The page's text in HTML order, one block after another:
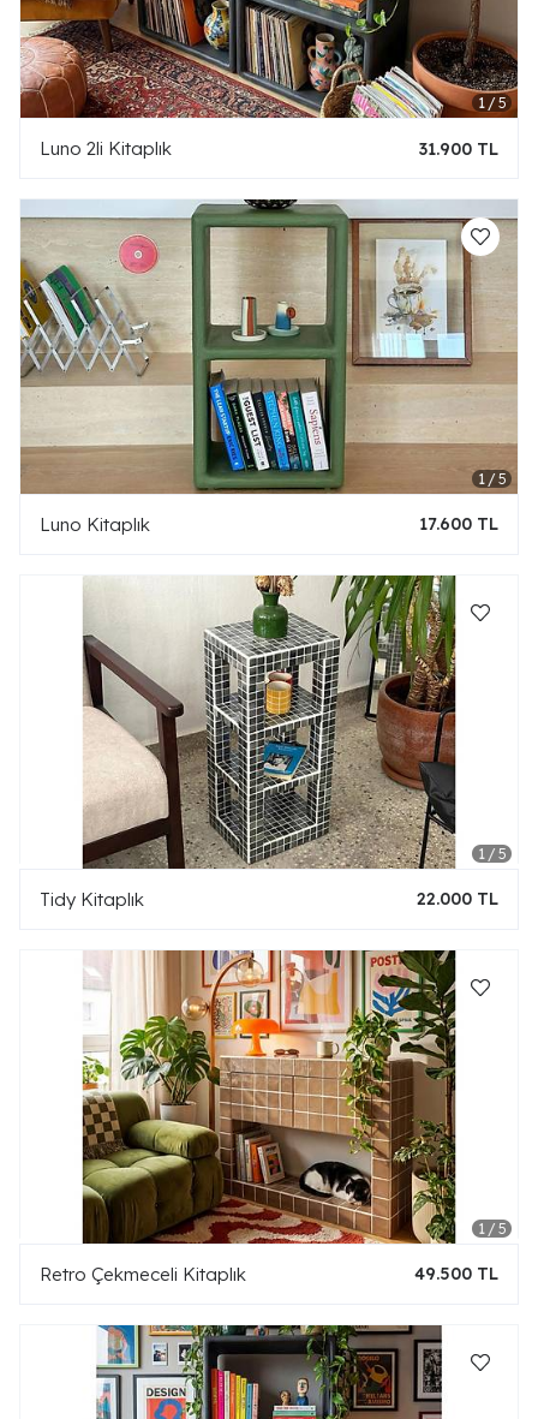
Luno 2li Kitaplık 31.900 TL
Luno Kitaplık 17.600 TL
Tidy Kitaplık 22.000 TL
Retro Çekmeceli Kitaplık 49.500 TL